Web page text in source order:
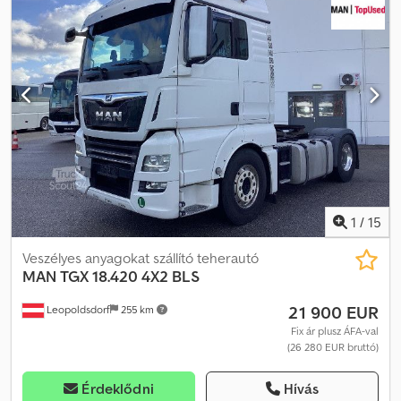
1 / 15
Leopoldsdorf 255 km
Veszélyes anyagokat szállító teherautó
MAN TGX 18.420 4X2 BLS
21 900 EUR
Fix ár plusz ÁFA-val
(26 280 EUR bruttó)
Érdeklődni Hívás